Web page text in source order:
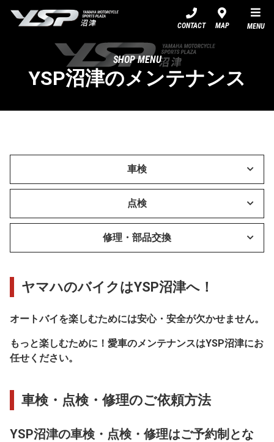
CONTACT MAP MENU
SHOP MENU
YSP沼津のメンテナンス
車検
点検
修理・部品交換
ヤマハのバイクはYSP沼津へ！
オートバイを楽しむためには安心・安全が欠かせません。
もっと楽しむために！愛車のメンテナンスはYSP沼津にお
任せください。
車検・点検・修理のご依頼方法
YSP沼津の車検・点検・修理はご予約制とな